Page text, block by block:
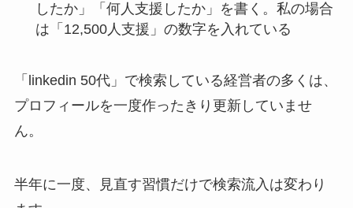
したか」「何人支援したか」を書く。私の場合
は「12,500人支援」の数字を入れている
「linkedin 50代」で検索している経営者の多くは、
プロフィールを一度作ったきり更新していませ
ん。
半年に一度、見直す習慣だけで検索流入は変わり